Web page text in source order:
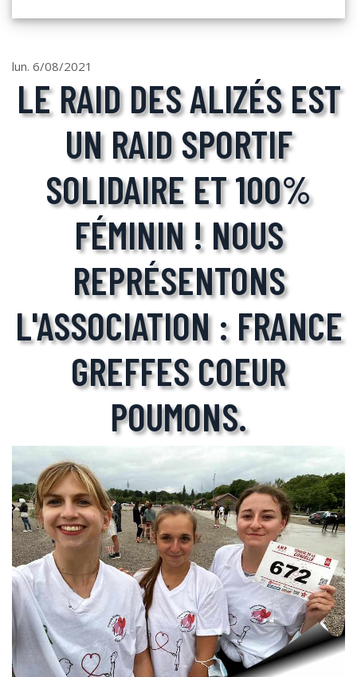
lun. 6/08/2021
LE RAID DES ALIZÉS EST
UN RAID SPORTIF
SOLIDAIRE ET 100%
FÉMININ ! NOUS
REPRÉSENTONS
L'ASSOCIATION : FRANCE
GREFFES COEUR
POUMONS.